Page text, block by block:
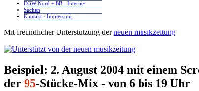
DGW Nord + BB - Internes
Suchen
Kontakt · Impressum
Mit freundlicher Unterstützung derneuen musikzeitung
Beispiel: 2. August 2004 mit einem
der 95-Stücke-Mix - von 6 bis 19 Uhr